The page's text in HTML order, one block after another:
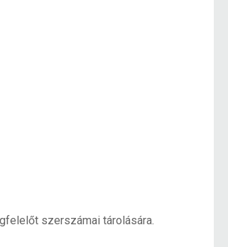
szerszámai tárolására.